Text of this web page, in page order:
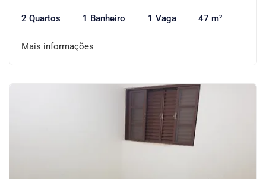
2 Quartos 1 Banheiro 1 Vaga 47 m²
Mais informações